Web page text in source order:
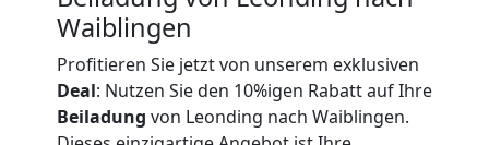
Waiblingen
Profitieren Sie jetzt von unserem exklusiven
Deal: Nutzen Sie den 10%igen Rabatt auf Ihre
Beiladung von Leonding nach Waiblingen.
Küchenumzug
Leonding